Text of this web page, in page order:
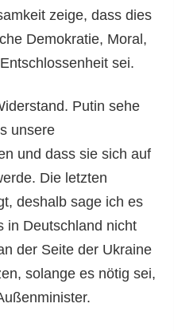
zeige, dass dies
Demokratie, Moral,
sei.
Putin sehe
unsere
und dass sie sich auf
Die letzten
deshalb sage ich es
in Deutschland nicht
der Seite der Ukraine
solange es nötig sei,